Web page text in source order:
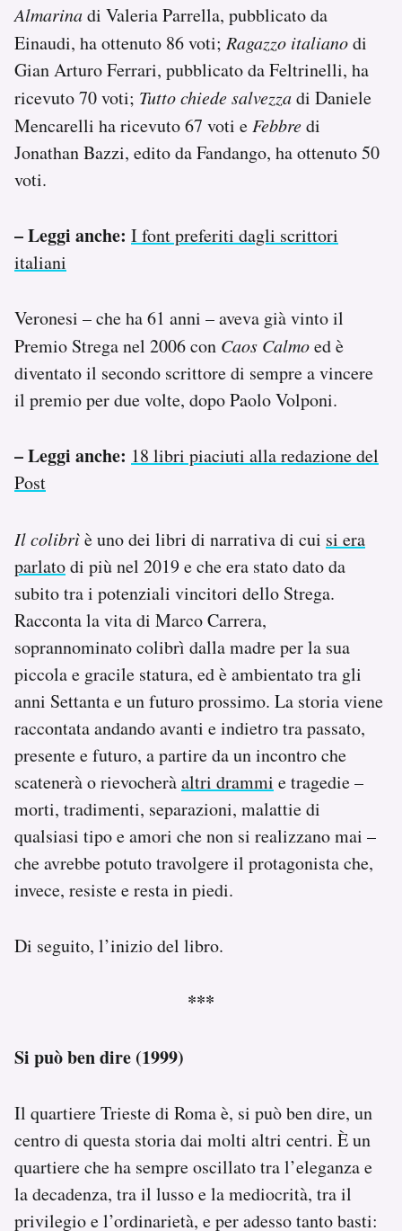
Newsletter
Notifiche mobile
Hai bisogno di aiuto?
Esci
Almarinadi Valeria Parrella, pubblicato da
Einaudi, ha ottenuto 86 voti; Ragazzo italianodi
Gian Arturo Ferrari, pubblicato da Feltrinelli, ha
ricevuto 70 voti; Tutto chiede salvezzadi Daniele
Mencarelli ha ricevuto 67 voti e Febbredi
Jonathan Bazzi, edito da Fandango, ha ottenuto 50
voti.
– Leggi anche: I font preferiti dagli scrittori
italiani
Veronesi – che ha 61 anni – aveva già vinto il
Premio Strega nel 2006 con Caos Calmoed è
diventato il secondo scrittore di sempre a vincere
il premio per due volte, dopo Paolo Volponi.
– Leggi anche: 18 libri piaciuti alla redazione del
Post
Il colibrìè uno dei libri di narrativa di cui si era
parlatodi più nel 2019 e che era stato dato da
subito tra i potenziali vincitori dello Strega.
Racconta la vita di Marco Carrera,
soprannominato colibrì dalla madre per la sua
piccola e gracile statura, ed è ambientato tra gli
anni Settanta e un futuro prossimo. La storia viene
raccontata andando avanti e indietro tra passato,
presente e futuro, a partire da un incontro che
scatenerà o rievocheràaltri drammi e tragedie –
morti, tradimenti, separazioni, malattie di
qualsiasi tipo e amori che non si realizzano mai –
che avrebbe potuto travolgere il protagonista che,
invece, resiste e resta in piedi.
Di seguito, l’inizio del libro.
***
Si può ben dire (1999)
Il quartiere Trieste di Roma è, si può ben dire, un
centro di questa storia dai molti altri centri. È un
quartiere che ha sempre oscillato tra l’eleganza e
la decadenza, tra il lusso e la mediocrità, tra il
privilegio e l’ordinarietà, e per adesso tanto basti: